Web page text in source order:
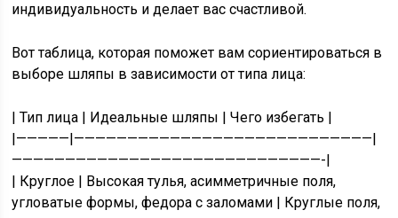
индивидуальность и делает вас счастливой.
Вот таблица, которая поможет вам сориентироваться в
выборе шляпы в зависимости от типа лица:
| Тип лица | Идеальные шляпы | Чего избегать |
|—————|————————————————————————————|
—————————————————————————————-|
| Круглое | Высокая тулья, асимметричные поля,
угловатые формы, федора с заломами | Круглые поля,